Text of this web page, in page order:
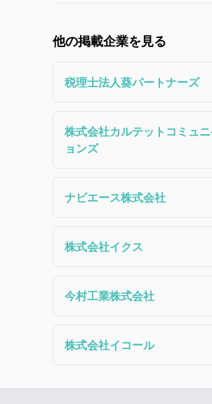
他の掲載企業を見る
税理士法人葵パートナーズ
株式会社カルテットコミュ
ョンズ
ナビエース株式会社
株式会社イクス
今村工業株式会社
株式会社イコール